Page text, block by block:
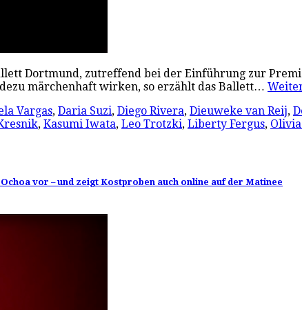
Dortmund, zutreffend bei der Einführung zur
märchenhaft wirken, so erzählt das Ballett…
Vargas, Daria Suzi, Diego Rivera, Dieuweke van Reij,
, Kasumi Iwata, Leo Trotzki, Liberty Fergus,
vor – und zeigt Kostproben auch online auf der Matinee